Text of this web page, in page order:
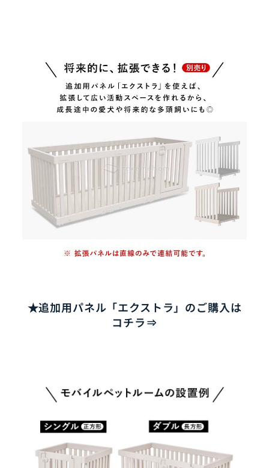
★追加用パネル「エクストラ」のご購入は
コチラ⇒